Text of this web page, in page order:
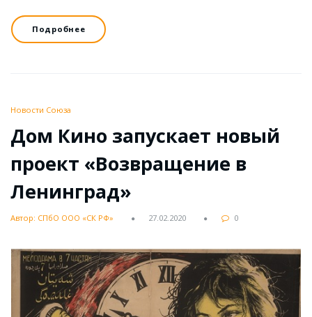
Подробнее
Новости Союза
Дом Кино запускает новый
проект «Возвращение в
Ленинград»
Автор: СПбО ООО «СК РФ» 27.02.2020 0